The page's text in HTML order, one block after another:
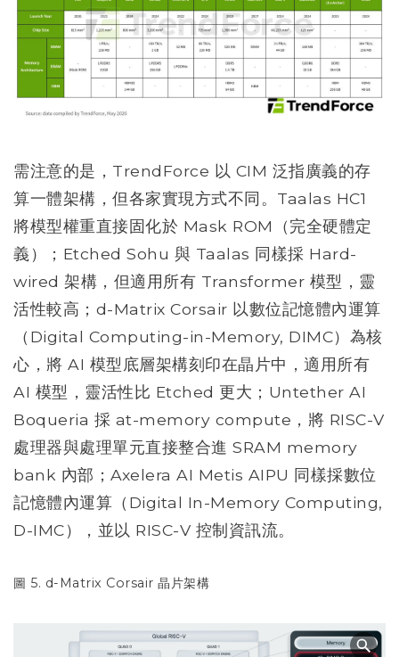
需注意的是，TrendForce 以 CIM 泛指廣義的存
算一體架構，但各家實現方式不同。Taalas HC1
將模型權重直接固化於 Mask ROM（完全硬體定
義）；Etched Sohu 與 Taalas 同樣採 Hard-
wired 架構，但適用所有 Transformer 模型，靈
活性較高；d-Matrix Corsair 以數位記憶體內運算
（Digital Computing-in-Memory, DIMC）為核
心，將 AI 模型底層架構刻印在晶片中，適用所有
AI 模型，靈活性比 Etched 更大；Untether AI
Boqueria 採 at-memory compute，將 RISC-V
處理器與處理單元直接整合進 SRAM memory
bank 內部；Axelera AI Metis AIPU 同樣採數位
記憶體內運算（Digital In-Memory Computing,
D-IMC），並以 RISC-V 控制資訊流。
圖 5. d-Matrix Corsair 晶片架構